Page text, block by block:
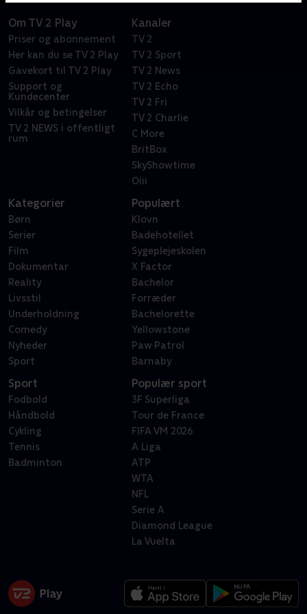
Om TV 2 Play
Priser og abonnement
Her kan du se TV 2 Play
Gavekort til TV 2 Play
Support og
Kundecenter
Vilkår og betingelser
TV 2 NEWS i offentligt
rum
Kanaler
TV 2
TV 2 Sport
TV 2 News
TV 2 Echo
TV 2 Fri
TV 2 Charlie
C More
BritBox
SkyShowtime
Oiii
Kategorier
Børn
Serier
Film
Dokumentar
Reality
Livsstil
Underholdning
Comedy
Nyheder
Sport
Populært
Klovn
Badehotellet
Sygeplejeskolen
X Factor
Bachelor
Forræder
Bachelorette
Yellowstone
Paw Patrol
Barnaby
Sport
Fodbold
Håndbold
Cykling
Tennis
Badminton
Populær sport
3F Superliga
Tour de France
FIFA VM 2026
A Liga
ATP
WTA
NFL
Serie A
Diamond League
La Vuelta